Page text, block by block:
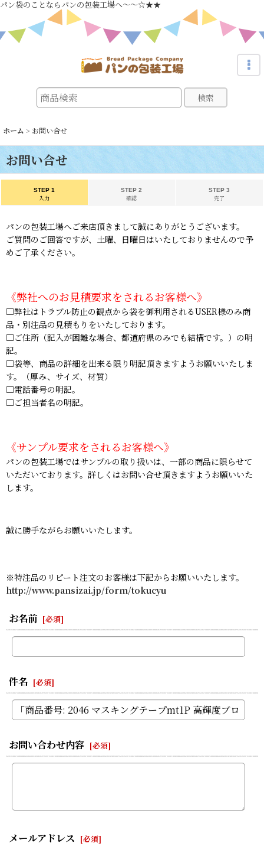
パン袋のことならパンの包装工場へ～～☆★★
検索
ホーム > お問い合せ
お問い合せ
STEP 1
入力
STEP 2
確認
STEP 3
完了
パンの包装工場へご来店頂きまして誠にありがとうございます。
ご質問のご回答ですが、土曜、日曜日はいたしておりませんので予
めご了承ください。
《弊社へのお見積要求をされるお客様へ》
□弊社はトラブル防止の観点から袋を御利用されるUSER様のみ商
品・別注品の見積もりをいたしております。
□ご住所（記入が困難な場合、都道府県のみでも結構です。）の明
記。
□袋等、商品の詳細を出来る限り明記頂きますようお願いいたしま
す。（厚み、サイズ、材質）
□電話番号の明記。
□ご担当者名の明記。
《サンプル要求をされるお客様へ》
パンの包装工場ではサンプルの取り扱いは、一部の商品に限らせて
いただいております。詳しくはお問い合せ頂きますようお願いいた
します。
誠に勝手ながらお願いいたします。
※特注品のリピート注文のお客様は下記からお願いいたします。
http://www.pansizai.jp/form/tokucyu
お名前 [必須]
件名 [必須]
お問い合わせ内容 [必須]
メールアドレス [必須]